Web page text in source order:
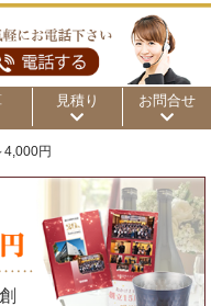
～100円
～500円 ～1,000円
5,000円 ～10,000円
見積り お問合せ
4,000円